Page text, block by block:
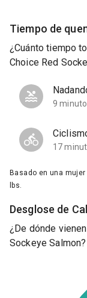
Tiempo de
¿Cuánto tiempo
Choice Red
9
17
Basado en una
lbs.
Desglose de
¿De dónde
Sockeye Salmon?